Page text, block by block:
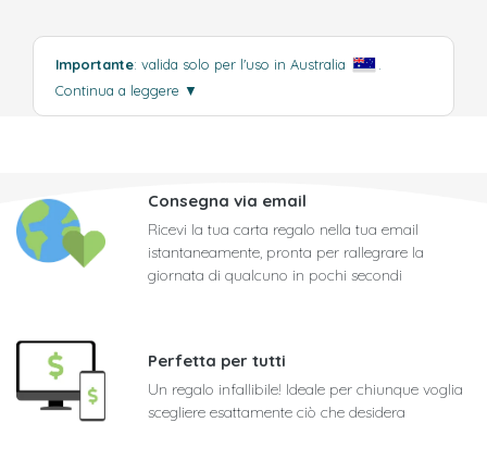
Importante: valida solo per l'uso in Australia
Continua a leggere ▼
Consegna via email
Ricevi la tua carta regalo nella tua email
istantaneamente, pronta per rallegrare la
giornata di qualcuno in pochi secondi
Perfetta per tutti
Un regalo infallibile! Ideale per chiunque voglia
scegliere esattamente ciò che desidera